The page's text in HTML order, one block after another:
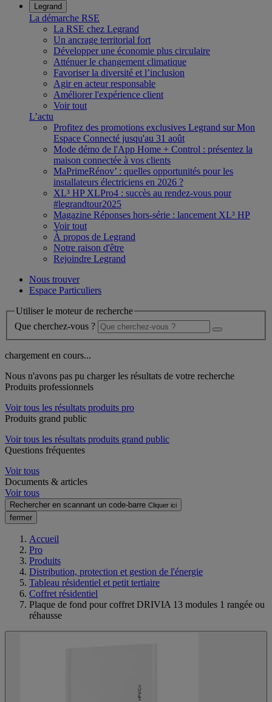
Legrand
La démarche RSE
La RSE chez Legrand
Un ancrage territorial fort
Développer une économie plus circulaire
Atténuer le changement climatique
Favoriser la diversité et l’inclusion
Agir en acteur responsable
Améliorer l'expérience client
Voir tout
L’actu
Profitez des promotions exclusives Legrand sur Mon
Espace Connecté jusqu'au 31 août
Mode démo de l'App Home + Control : présentez la
maison connectée à vos clients
MaPrimeRénov’ : quelles opportunités pour les
installateurs électriciens en 2026 ?
XL³ HP XLPro4 : succès au rendez-vous pour
#legrandtour2025
Magazine Réponses hors-série : lancement XL³ HP
Voir tout
À propos de Legrand
Notre raison d'être
Rejoindre Legrand
Nous trouver
Espace Particuliers
Utiliser le moteur de recherche
Que cherchez-vous ?
chargement en cours...
Nous n'avons pas pu charger les résultats de votre recherche
Produits professionnels
Voir tous les résultats produits pro
Produits grand public
Voir tous les résultats produits grand public
Questions fréquentes
Voir tous
Documents & articles
Voir tous
Rechercher en scannant un code-barre Cliquer ici
fermer
Accueil
Pro
Produits
Distribution, protection et gestion de l'énergie
Tableau résidentiel et petit tertiaire
Coffret résidentiel
Plaque de fond pour coffret DRIVIA 13 modules 1 rangée ou
réhausse